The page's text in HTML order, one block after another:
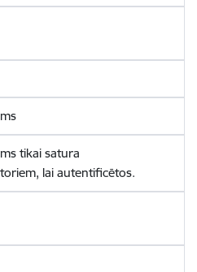
tikai satura
lai autentificētos.